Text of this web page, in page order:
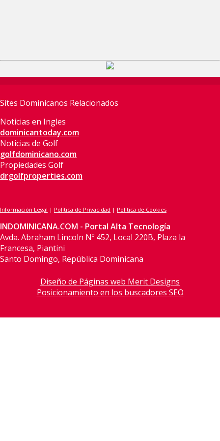
Sites Dominicanos Relacionados
Noticias en Ingles
dominicantoday.com
Noticias de Golf
golfdominicano.com
Propiedades Golf
drgolfproperties.com
Información Legal | Política de Privacidad | Política de Cookies
INDOMINICANA.COM - Portal Alta Tecnología
Avda. Abraham Lincoln Nº 452, Local 220B, Plaza la
Francesa, Piantini
Santo Domingo, República Dominicana
Diseño de Páginas web Merit Designs
Posicionamiento en los buscadores SEO